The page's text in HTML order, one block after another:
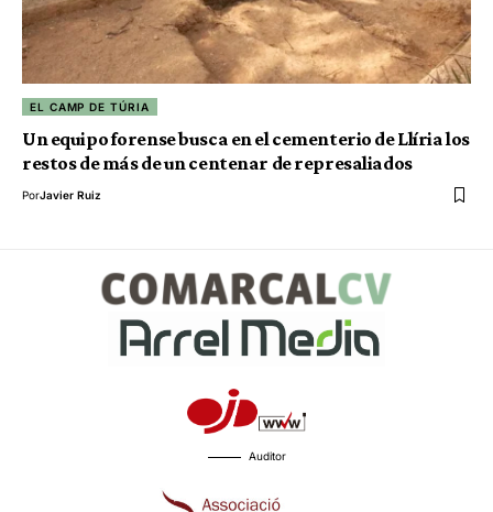
EL CAMP DE TÚRIA
Un equipo forense busca en el cementerio de Llíria los
restos de más de un centenar de represaliados
PorJavier Ruiz
Auditor